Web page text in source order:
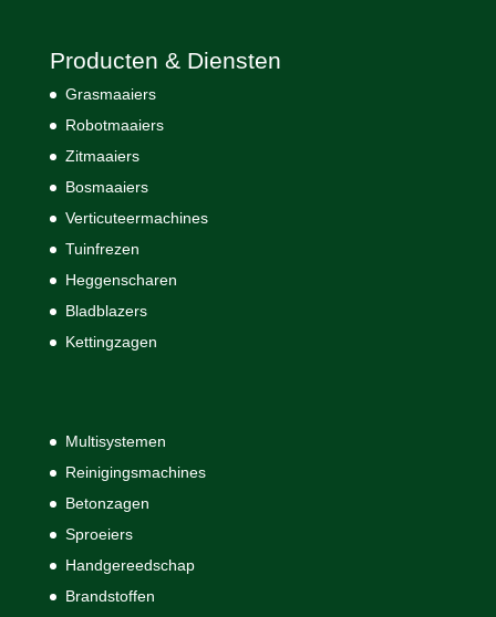
Producten & Diensten
Grasmaaiers
Robotmaaiers
Zitmaaiers
Bosmaaiers
Verticuteermachines
Tuinfrezen
Heggenscharen
Bladblazers
Kettingzagen
Multisystemen
Reinigingsmachines
Betonzagen
Sproeiers
Handgereedschap
Brandstoffen